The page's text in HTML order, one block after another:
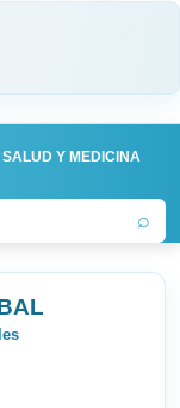
SALUD Y MEDICINA
⌕